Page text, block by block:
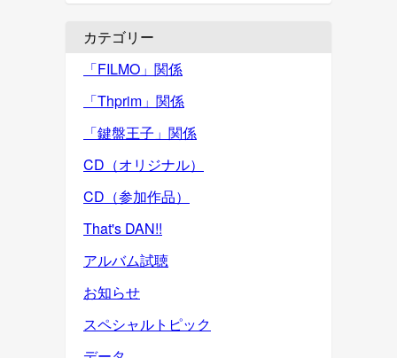
カテゴリー
「FILMO」関係
「Thprim」関係
「鍵盤王子」関係
CD（オリジナル）
CD（参加作品）
That's DAN!!
アルバム試聴
お知らせ
スペシャルトピック